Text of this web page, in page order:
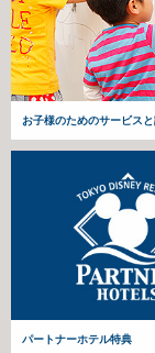
お子様のためのサービス
パートナーホテル特典